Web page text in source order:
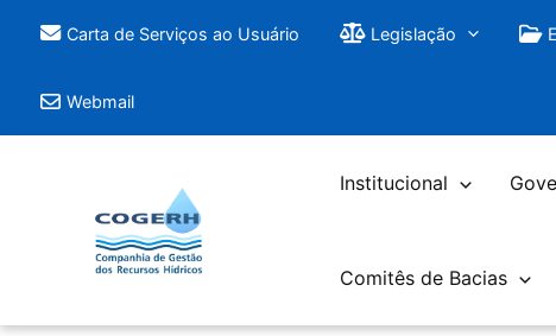
conteúdo
Carta de Serviços ao Usuário Legislação
Webmail
Institucional
Comitês de Bacias